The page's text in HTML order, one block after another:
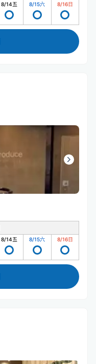
8/14五 8/15六 8/16日
8/14五 8/15六 8/16日